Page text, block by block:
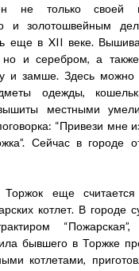
не только своей
и золотошвейным
еще в XII веке.
но и серебром, а
и замше. Здесь можно
одежды,
местными
“Привези мне
Сейчас в городе
Торжок еще
котлет. В городе
бывшего в Торжке
котлетами,